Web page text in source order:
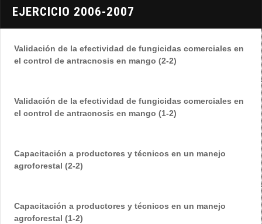
EJERCICIO 2006-2007
Validación de la efectividad de fungicidas comerciales en
el control de antracnosis en mango (2-2)
Validación de la efectividad de fungicidas comerciales en
el control de antracnosis en mango (1-2)
Capacitación a productores y técnicos en un manejo
agroforestal (2-2)
Capacitación a productores y técnicos en un manejo
agroforestal (1-2)